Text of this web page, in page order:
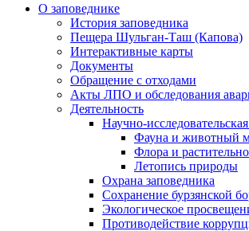
О заповеднике
История заповедника
Пещера Шульган-Таш (Капова)
Интерактивные карты
Документы
Обращение с отходами
Акты ЛПО и обследования
Деятельность
Научно-
Фауна и животный
Флора и
Летопись природы
Охрана заповедника
Сохранение бурзянской
Экологическое
Противодействие